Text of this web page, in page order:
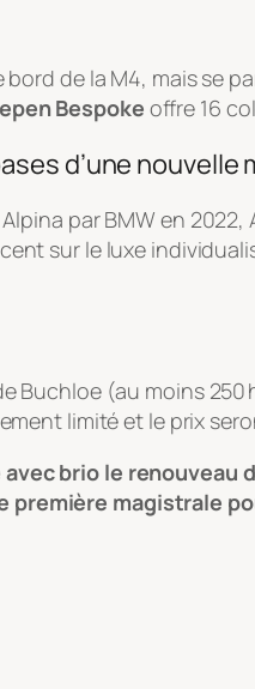
de la M4, mais se
Bespoke offre 16
d’une nouvelle
par BMW en
sur le luxe
Buchloe (au moins
limité et le prix
brio le
première magistrale